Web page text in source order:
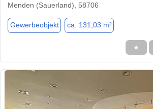
Menden (Sauerland), 58706
Gewerbeobjekt ca. 131,03 m²
★